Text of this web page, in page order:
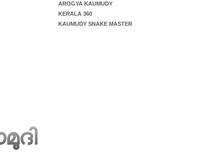
AROGYA KAUMUDY
KERALA 360
KAUMUDY SNAKE MASTER